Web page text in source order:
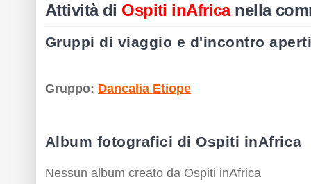
Attività di Ospiti inAfricanella
Gruppi di viaggio e d'incontro
Gruppo: Dancalia Etiope
Album fotografici di Ospiti inAfrica
Nessun album creato da Ospiti inAfrica